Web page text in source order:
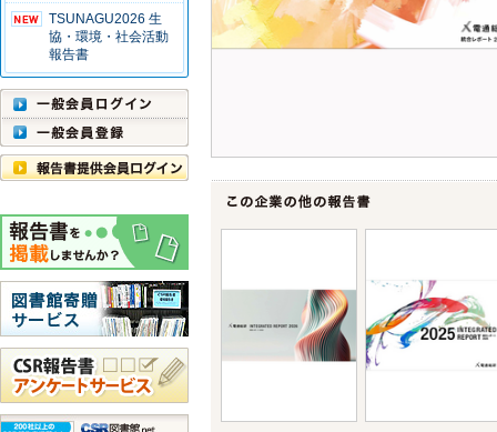
TSUNAGU2026 生
協・環境・社会活動
報告書